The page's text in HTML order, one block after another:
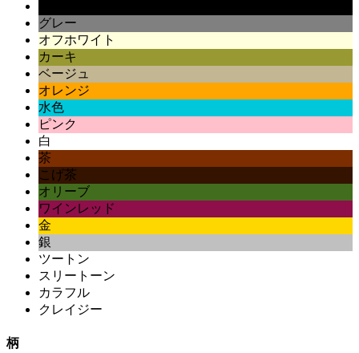
グレー
オフホワイト
カーキ
ベージュ
オレンジ
水色
ピンク
白
茶
こげ茶
オリーブ
ワインレッド
金
銀
ツートン
スリートーン
カラフル
クレイジー
柄